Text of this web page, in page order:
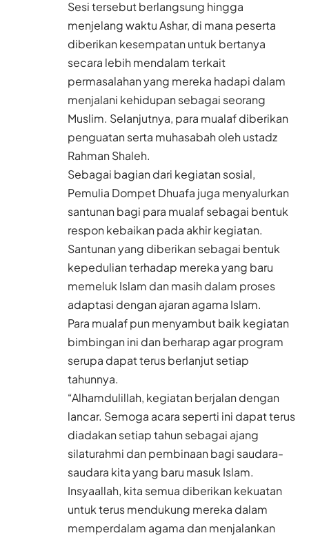
Sesi tersebut berlangsung hingga
menjelang waktu Ashar, di mana peserta
diberikan kesempatan untuk bertanya
secara lebih mendalam terkait
permasalahan yang mereka hadapi dalam
menjalani kehidupan sebagai seorang
Muslim. Selanjutnya, para mualaf diberikan
penguatan serta muhasabah oleh ustadz
Rahman Shaleh.
Sebagai bagian dari kegiatan sosial,
Pemulia Dompet Dhuafa juga menyalurkan
santunan bagi para mualaf sebagai bentuk
respon kebaikan pada akhir kegiatan.
Santunan yang diberikan sebagai bentuk
kepedulian terhadap mereka yang baru
memeluk Islam dan masih dalam proses
adaptasi dengan ajaran agama Islam.
Para mualaf pun menyambut baik kegiatan
bimbingan ini dan berharap agar program
serupa dapat terus berlanjut setiap
tahunnya.
“Alhamdulillah, kegiatan berjalan dengan
lancar. Semoga acara seperti ini dapat terus
diadakan setiap tahun sebagai ajang
silaturahmi dan pembinaan bagi saudara-
saudara kita yang baru masuk Islam.
Insyaallah, kita semua diberikan kekuatan
untuk terus mendukung mereka dalam
memperdalam agama dan menjalankan